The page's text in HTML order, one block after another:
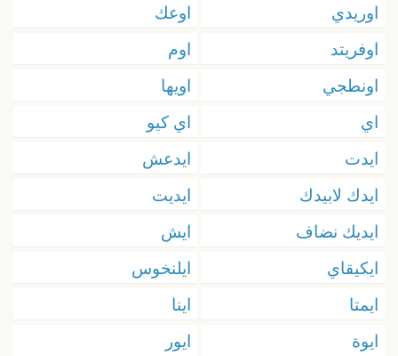
اوريدي
اوعك
اوفريتد
اوم
اونطجي
اويها
اي
اي كيو
ايدت
ايدعش
ايدك لابيدك
ايديت
ايديك نضاف
ايش
ايكيقاي
ايلنخوس
ايمتا
اينا
ايوة
ايور